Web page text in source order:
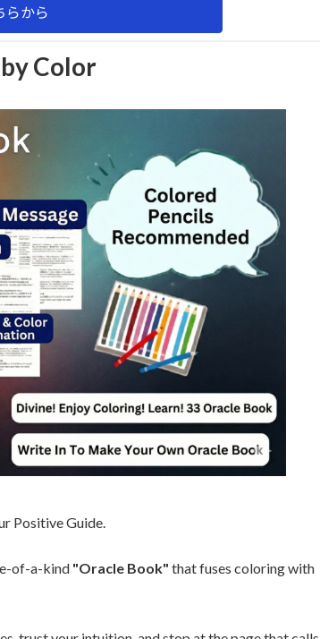
らから
Color
Positive Guide.
of-a-kind "Oracle Book" that fuses coloring with